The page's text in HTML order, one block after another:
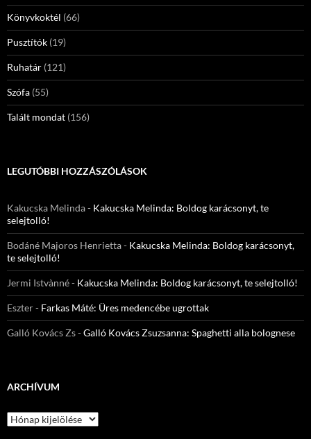
Könyvkoktél (66)
Pusztítók (19)
Ruhatár (121)
Szófa (55)
Talált mondat (156)
LEGUTÓBBI HOZZÁSZÓLÁSOK
Kakucska Melinda- Kakucska Melinda: Boldog karácsonyt, te
selejtolló!
Bodáné Majoros Henrietta- Kakucska Melinda: Boldog karácsonyt,
te selejtolló!
Jermi Istvànné- Kakucska Melinda: Boldog karácsonyt, te selejtolló!
Eszter- Farkas Máté: Üres medencébe ugrottak
Galló Kovács Zs-Galló Kovács Zsuzsanna: Spaghetti alla bolognese
ARCHÍVUM
Archívum